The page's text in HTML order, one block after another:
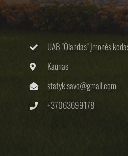
UAB "Olandas" Įmonės
Kaunas
statyk.savo@gmail.com
+37063699178